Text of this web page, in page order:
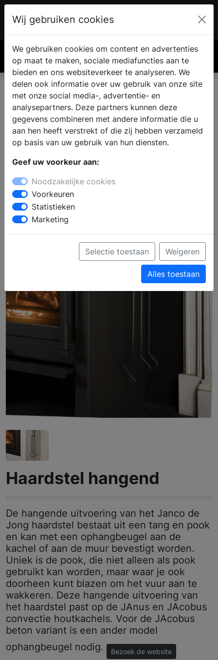
€ 0.00
Haardstel hangend
De hangende uitvoering van het Janco de
Jong haardstel bestaat uit een tang en pook
en kan met een ophangbeugel aan de
kachel of aan de muur bevestigt worden.
Uniek is de pook, die niet alleen als pook
gebruikt kan worden, maar waar je ook
doorheen kunt blazen om het vuur aan te
wakkeren. Deze hangende uitvoering van
het haardstel past op de JAnus en JAcobus
convectie houtkachels. Voor de JAcobus
beton variant is een ander model
ophangbeugel nodig.
Bezoek de website
Wij gebruiken cookies
We gebruiken cookies om content en advertenties
op maat te maken, sociale mediafuncties aan te
bieden en ons websiteverkeer te analyseren. We
delen ook informatie over uw gebruik van onze site
met onze social media-, advertentie- en
analysepartners. Deze partners kunnen deze
gegevens combineren met andere informatie die u
aan hen heeft verstrekt of die zij hebben verzameld
op basis van uw gebruik van hun diensten.
Geef uw voorkeur aan:
Noodzakelijke cookies
Voorkeuren
Statistieken
Marketing
Selectie toestaan Weigeren
Alles toestaan